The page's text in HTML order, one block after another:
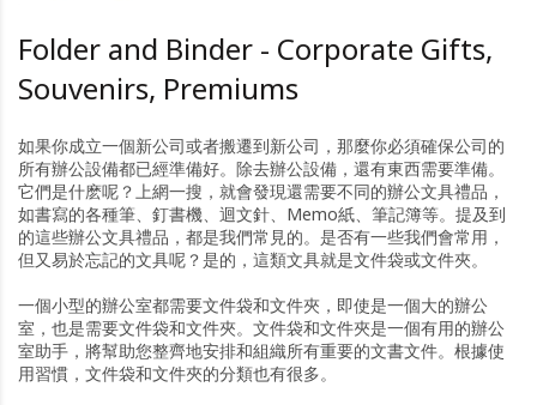
Folder and Binder - Corporate Gifts,
Souvenirs, Premiums
如果你成立一個新公司或者搬遷到新公司，那麼你必須確保公司的
所有辦公設備都已經準備好。除去辦公設備，還有東西需要準備。
它們是什麽呢？上網一搜，就會發現還需要不同的辦公文具禮品，
如書寫的各種筆、釘書機、迴文針、Memo紙、筆記簿等。提及到
的這些辦公文具禮品，都是我們常見的。是否有一些我們會常用，
但又易於忘記的文具呢？是的，這類文具就是文件袋或文件夾。
一個小型的辦公室都需要文件袋和文件夾，即使是一個大的辦公
室，也是需要文件袋和文件夾。文件袋和文件夾是一個有用的辦公
室助手，將幫助您整齊地安排和組織所有重要的文書文件。根據使
用習慣，文件袋和文件夾的分類也有很多。